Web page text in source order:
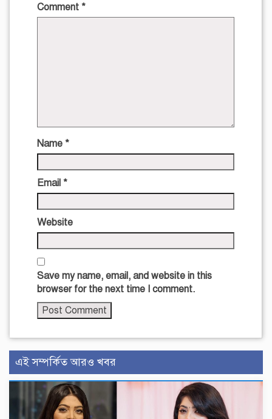
Comment *
Name *
Email *
Website
Save my name, email, and website in this
browser for the next time I comment.
এই সম্পর্কিত আরও খবর